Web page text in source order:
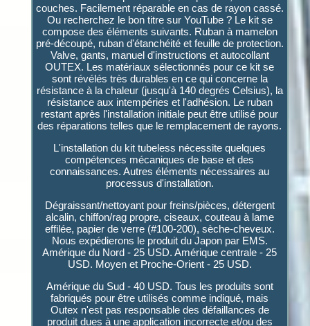
couches. Facilement réparable en cas de rayon cassé.
Ou recherchez le bon titre sur YouTube ? Le kit se
compose des éléments suivants. Ruban à mamelon
pré-découpé, ruban d'étanchéité et feuille de protection.
Valve, gants, manuel d'instructions et autocollant
OUTEX. Les matériaux sélectionnés pour ce kit se
sont révélés très durables en ce qui concerne la
résistance à la chaleur (jusqu'à 140 degrés Celsius), la
résistance aux intempéries et l'adhésion. Le ruban
restant après l'installation initiale peut être utilisé pour
des réparations telles que le remplacement de rayons.
L'installation du kit tubeless nécessite quelques
compétences mécaniques de base et des
connaissances. Autres éléments nécessaires au
processus d'installation.
Dégraissant/nettoyant pour freins/pièces, détergent
alcalin, chiffon/rag propre, ciseaux, couteau à lame
effilée, papier de verre (#100-200), sèche-cheveux.
Nous expédierons le produit du Japon par EMS.
Amérique du Nord - 25 USD. Amérique centrale - 25
USD. Moyen et Proche-Orient - 25 USD.
Amérique du Sud - 40 USD. Tous les produits sont
fabriqués pour être utilisés comme indiqué, mais
Outex n'est pas responsable des défaillances de
produit dues à une application incorrecte et/ou des